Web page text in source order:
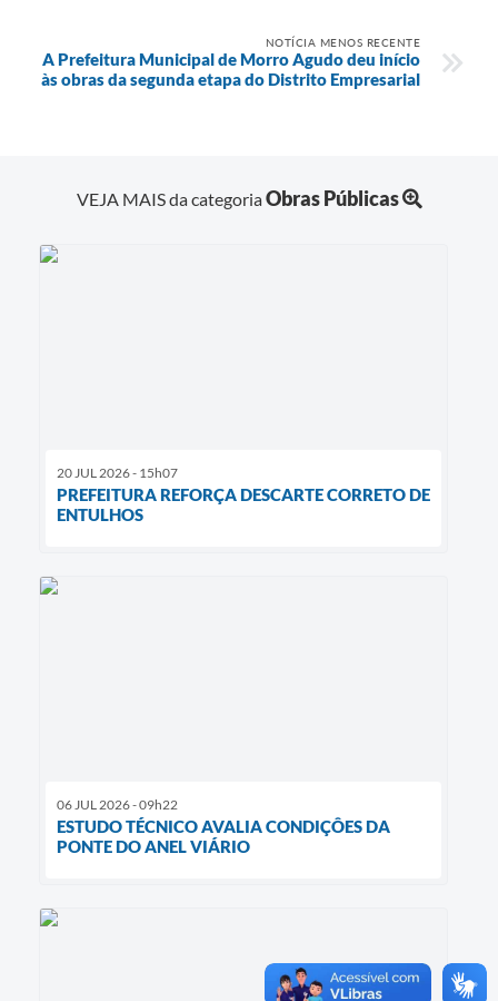
NOTÍCIA MENOS RECENTE
A Prefeitura Municipal de Morro Agudo deu início
às obras da segunda etapa do Distrito Empresarial
VEJA MAIS da categoriaObras Públicas
20 JUL 2026 - 15h07
PREFEITURA REFORÇA DESCARTE CORRETO DE
ENTULHOS
06 JUL 2026 - 09h22
ESTUDO TÉCNICO AVALIA CONDIÇÔES DA
PONTE DO ANEL VIÁRIO